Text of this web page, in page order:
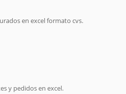
en excel formato cvs.
y pedidos en excel.